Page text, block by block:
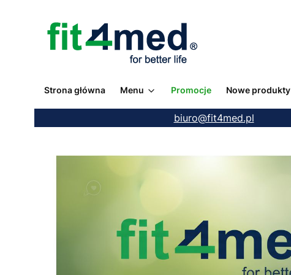
Strona główna Menu Promocje Nowe produkty
biuro@fit4med.pl